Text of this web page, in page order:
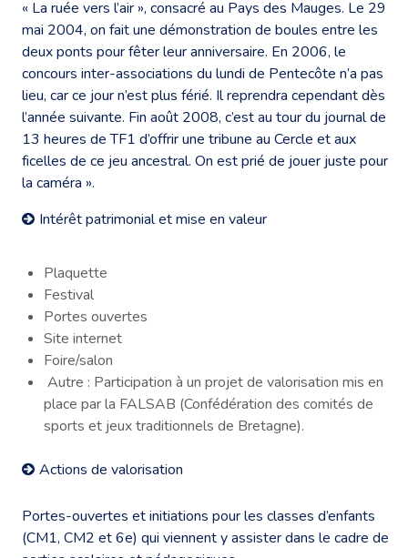
« La ruée vers l’air », consacré au Pays des Mauges. Le 29
mai 2004, on fait une démonstration de boules entre les
deux ponts pour fêter leur anniversaire. En 2006, le
concours inter-associations du lundi de Pentecôte n’a pas
lieu, car ce jour n’est plus férié. Il reprendra cependant dès
l’année suivante. Fin août 2008, c’est au tour du journal de
13 heures de TF1 d’offrir une tribune au Cercle et aux
ficelles de ce jeu ancestral. On est prié de jouer juste pour
la caméra ».
Intérêt patrimonial et mise en valeur
Plaquette
Festival
Portes ouvertes
Site internet
Foire/salon
Autre : Participation à un projet de valorisation mis en
place par la FALSAB (Confédération des comités de
sports et jeux traditionnels de Bretagne).
Actions de valorisation
Portes-ouvertes et initiations pour les classes d’enfants
(CM1, CM2 et 6e) qui viennent y assister dans le cadre de